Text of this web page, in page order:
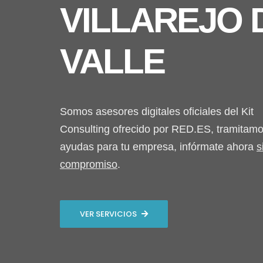
VILLAREJO
VALLE
Somos asesores digitales oficiales del Kit
Consulting ofrecido por RED.ES,
ayudas para tu empresa, infórmate ahora
compromiso.
VER SERVICIOS